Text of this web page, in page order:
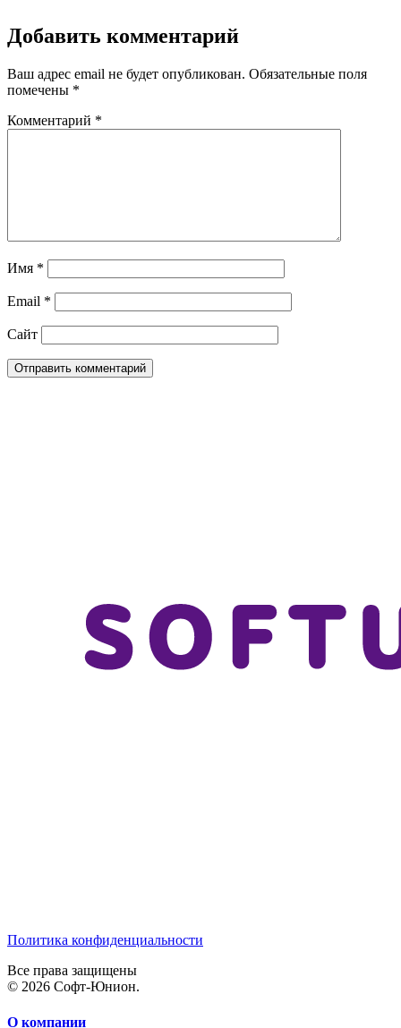
Добавить комментарий
Ваш адрес email не будет опубликован. Обязательные поля
помечены *
Комментарий *
Имя *
Email *
Сайт
Политика конфиденциальности
Все права защищены
© 2026 Софт-Юнион.
О компании